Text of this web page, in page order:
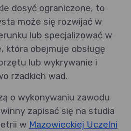
dosyć ograniczone, to
może się rozwijać w
lub specjalizować w
która obejmuje obsługę
lub wykrywanie i
rzadkich wad.
o wykonywaniu zawodu
zapisać się na studia
w Mazowieckiej Uczelni